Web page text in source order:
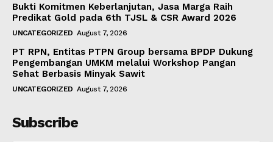
Bukti Komitmen Keberlanjutan, Jasa Marga Raih
Predikat Gold pada 6th TJSL & CSR Award 2026
UNCATEGORIZED August 7, 2026
PT RPN, Entitas PTPN Group bersama BPDP Dukung
Pengembangan UMKM melalui Workshop Pangan
Sehat Berbasis Minyak Sawit
UNCATEGORIZED August 7, 2026
Subscribe